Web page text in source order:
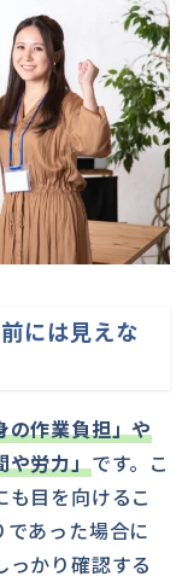
には見えな
の作業負担」や
や労力」です。こ
目を向けるこ
あった場合に
かり確認する